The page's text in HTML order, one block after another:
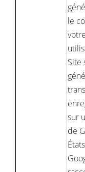
le
votre
Site
sur
de